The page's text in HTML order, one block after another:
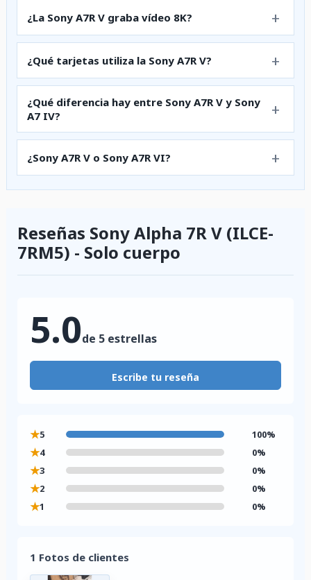
¿La Sony A7R V graba vídeo 8K?
¿Qué tarjetas utiliza la Sony A7R V?
¿Qué diferencia hay entre Sony A7R V y Sony
A7 IV?
¿Sony A7R V o Sony A7R VI?
Reseñas Sony Alpha 7R V (ILCE-
7RM5) - Solo cuerpo
5.0de 5 estrellas
Escribe tu reseña
★5 100%
★4 0%
★3 0%
★2 0%
★1 0%
1 Fotos de clientes